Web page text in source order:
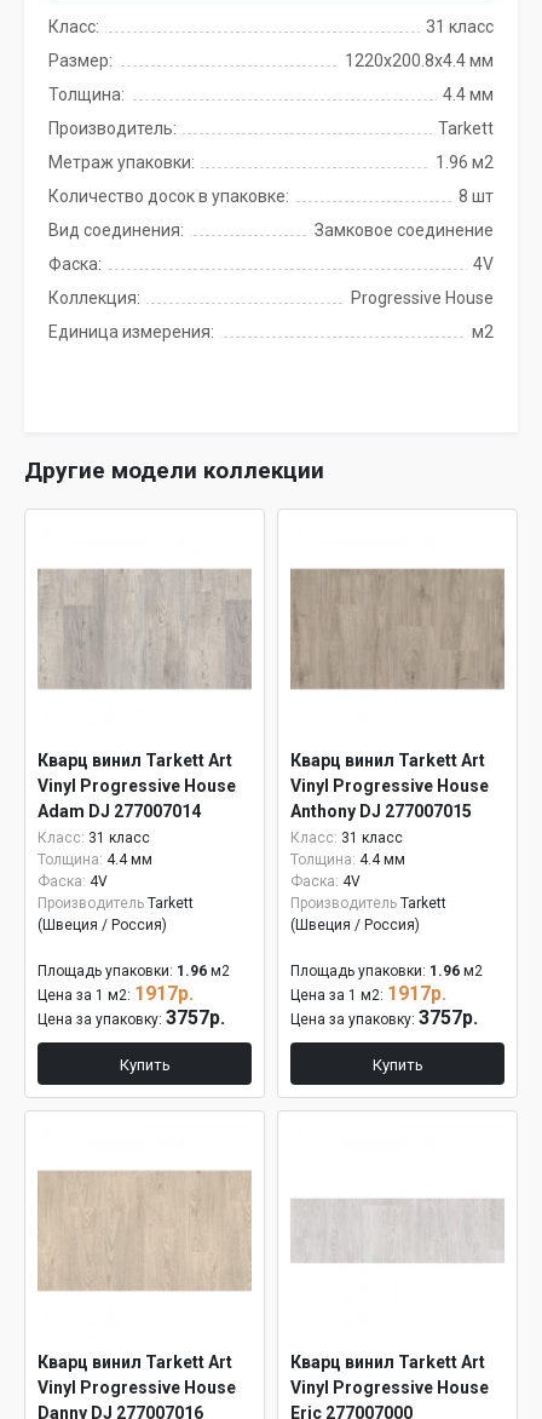
Класс:
31 класс
Размер:
1220x200.8х4.4 мм
Толщина:
4.4 мм
Производитель:
Tarkett
Метраж упаковки:
1.96 м2
Количество досок в упаковке:
8 шт
Вид соединения:
Замковое соединение
Фаска:
4V
Коллекция:
Progressive House
Единица измерения:
м2
Другие модели коллекции
Кварц винил Tarkett Art
Vinyl Progressive House
Adam DJ 277007014
Класс: 31 класс
Толщина: 4.4 мм
Фаска: 4V
Производитель Tarkett
(Швеция / Россия)
Площадь упаковки: 1.96 м2
Цена за 1 м2: 1917р.
Цена за упаковку: 3757р.
Купить
Кварц винил Tarkett Art
Vinyl Progressive House
Anthony DJ 277007015
Класс: 31 класс
Толщина: 4.4 мм
Фаска: 4V
Производитель Tarkett
(Швеция / Россия)
Площадь упаковки: 1.96 м2
Цена за 1 м2: 1917р.
Цена за упаковку: 3757р.
Купить
Кварц винил Tarkett Art
Vinyl Progressive House
Danny DJ 277007016
Кварц винил Tarkett Art
Vinyl Progressive House
Eric 277007000